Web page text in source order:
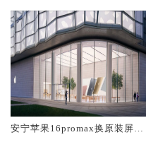
安宁苹果16promax换原装屏幕